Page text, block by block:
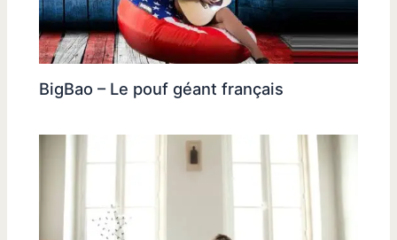
BigBao – Le pouf géant français